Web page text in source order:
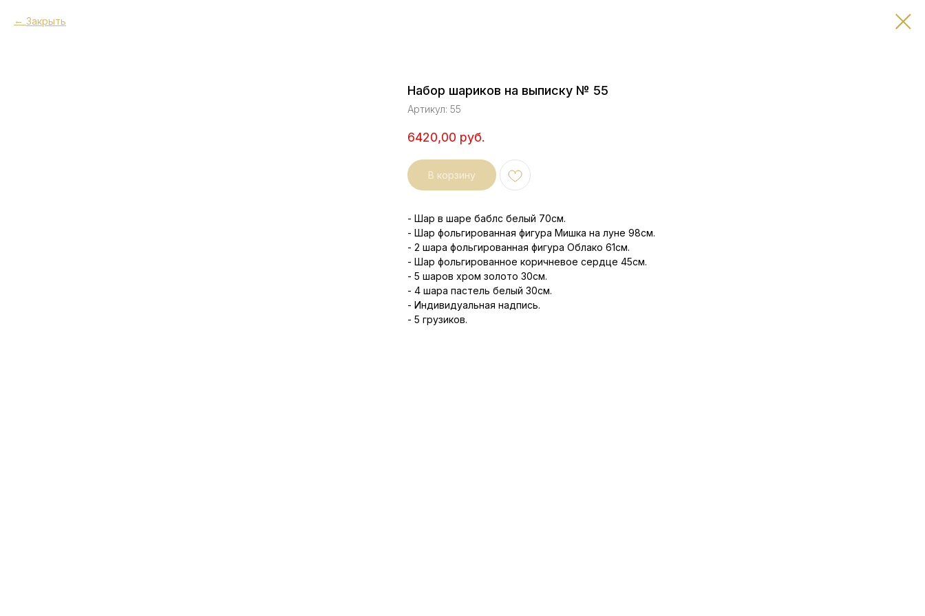
Закрыть
Набор шариков на выписку № 55
Артикул: 55
6420,00 руб.
В корзину
- Шар в шаре баблс белый 70см.
- Шар фольгированная фигура Мишка на луне 98см.
- 2 шара фольгированная фигура Облако 61см.
- Шар фольгированное коричневое сердце 45см.
- 5 шаров хром золото 30см.
- 4 шара пастель белый 30см.
- Индивидуальная надпись.
- 5 грузиков.